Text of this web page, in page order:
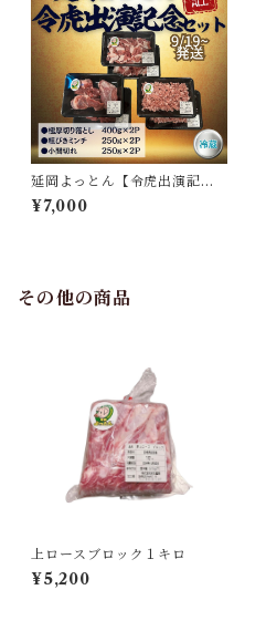
延岡よっとん【令虎出演記念
セット】※冷蔵
¥7,000
その他の商品
上ロースブロック１キロ
¥5,200